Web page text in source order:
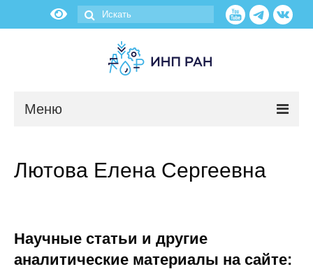
Меню
Научные подразделения
Лютова Елена Сергеевна
Научные статьи и другие
аналитические материалы на сайте: